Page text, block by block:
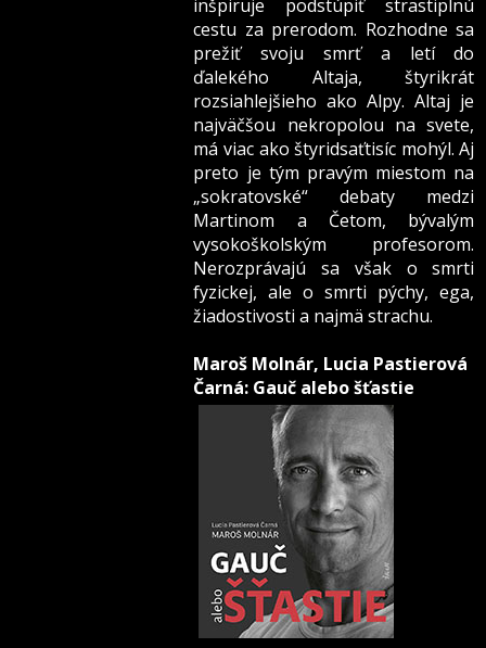
inšpiruje podstúpiť strastiplnú
cestu za prerodom. Rozhodne sa
prežiť svoju smrť a letí do
ďalekého Altaja, štyrikrát
rozsiahlejšieho ako Alpy. Altaj je
najväčšou nekropolou na svete,
má viac ako štyridsaťtisíc mohýl. Aj
preto je tým pravým miestom na
„sokratovské“ debaty medzi
Martinom a Četom, bývalým
vysokoškolským profesorom.
Nerozprávajú sa však o smrti
fyzickej, ale o smrti pýchy, ega,
žiadostivosti a najmä strachu.
Maroš Molnár, Lucia Pastierová
Čarná: Gauč alebo šťastie